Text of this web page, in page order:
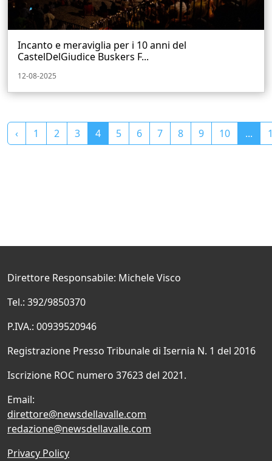
Incanto e meraviglia per i 10 anni del
CastelDelGiudice Buskers F...
12-08-2025
‹ 1 2 3 4 5 6 7 8 9 10 ...
Direttore Responsabile: Michele Visco
Tel.: 392/9850370
P.IVA.: 00939520946
Registrazione Presso Tribunale di Isernia N. 1 del 2016
Iscrizione ROC numero 37623 del 2021.
Email:
direttore@newsdellavalle.com
redazione@newsdellavalle.com
Privacy Policy